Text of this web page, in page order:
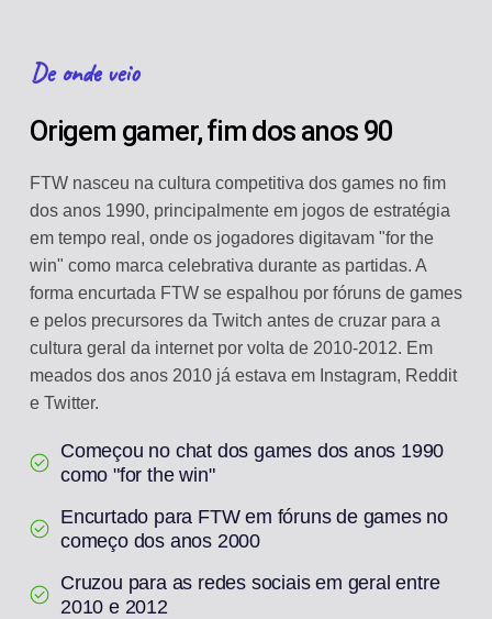
De onde veio
Origem gamer, fim dos anos 90
FTW nasceu na cultura competitiva dos games no fim
dos anos 1990, principalmente em jogos de estratégia
em tempo real, onde os jogadores digitavam "for the
win" como marca celebrativa durante as partidas. A
forma encurtada FTW se espalhou por fóruns de games
e pelos precursores da Twitch antes de cruzar para a
cultura geral da internet por volta de 2010-2012. Em
meados dos anos 2010 já estava em Instagram, Reddit
e Twitter.
Começou no chat dos games dos anos 1990
como "for the win"
Encurtado para FTW em fóruns de games no
começo dos anos 2000
Cruzou para as redes sociais em geral entre
2010 e 2012